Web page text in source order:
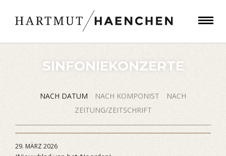
SINFONIEKONZERTE
NACH DATUM NACH KOMPONIST
NACH
ZEITUNG/ZEITSCHRIFT
29. MÄRZ 2026